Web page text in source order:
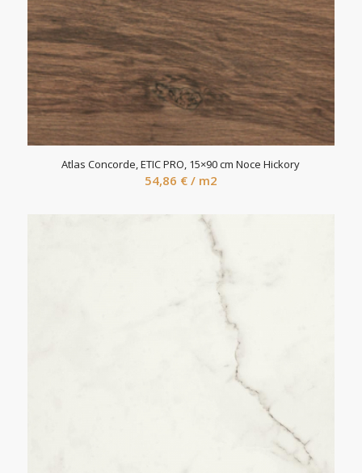
Atlas Concorde, ETIC PRO, 15×90 cm Noce Hickory
54,86 € / m2